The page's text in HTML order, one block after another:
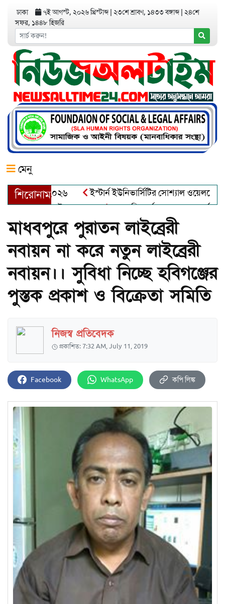
ঢাকা ৭ই আগস্ট, ২০২৬ খ্রিস্টাব্দ ২৩শে শ্রাবণ, ১৪৩৩ বঙ্গাব্দ ২৪শে
সফর, ১৪৪৮ হিজরি
মেনু
শিরোনাম
ইস্টার্ন ইউনিভার্সিটির সোশ্যাল ওয়েলফেয়ার
এর ইন্তেকাল
আত্মশুদ্ধি অর্জন ও অশুভকে বর্জন করে
মাধবপুরে পুরাতন লাইব্রেরী
নবায়ন না করে নতুন লাইব্রেরী
নবায়ন।। সুবিধা নিচ্ছে হবিগঞ্জের
পুস্তক প্রকাশ ও বিক্রেতা সমিতি
নিজস্ব প্রতিবেদক
প্রকাশিত: 7:32 AM, July 11, 2019
Facebook WhatsApp কপি লিঙ্ক